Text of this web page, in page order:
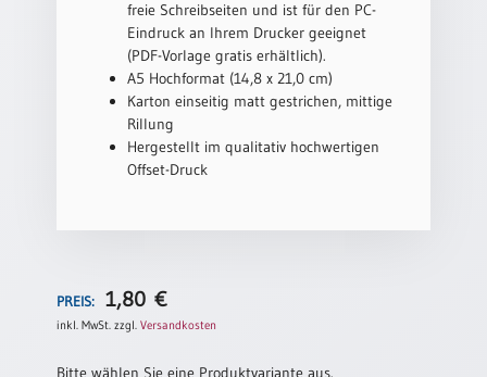
Hochzeitsjubiläum
Abendmahlszulassung
Urkunden
freie Schreibseiten und ist für den PC-
Eindruck an Ihrem Drucker geeignet
(PDF-Vorlage gratis erhältlich).
A5 Hochformat (14,8 x 21,0 cm)
Karton einseitig matt gestrichen, mittige
Rillung
Hergestellt im qualitativ hochwertigen
Offset-Druck
PREIS: 1,80€
inkl. MwSt. zzgl.Versandkosten
Bitte wählen Sie eine Produktvariante aus.